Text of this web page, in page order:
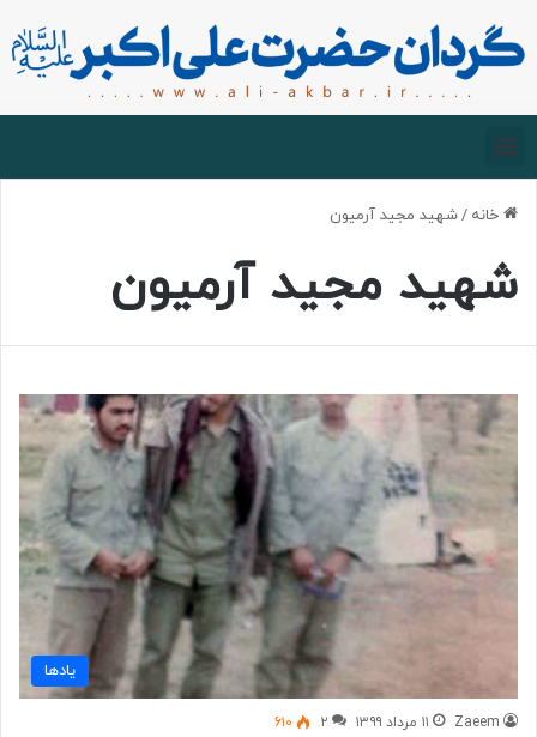
خانه /شهید مجید آرمیون
شهید مجید آرمیون
یادها
Zaeem ۱۱ مرداد ۱۳۹۹ ۲ ۶۱۰